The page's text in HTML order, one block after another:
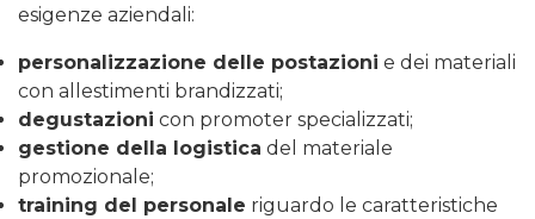
esigenze aziendali:
personalizzazione delle postazioni e dei materiali
con allestimenti brandizzati;
degustazioni con promoter specializzati;
gestione della logistica del materiale
promozionale;
training del personale riguardo le caratteristiche